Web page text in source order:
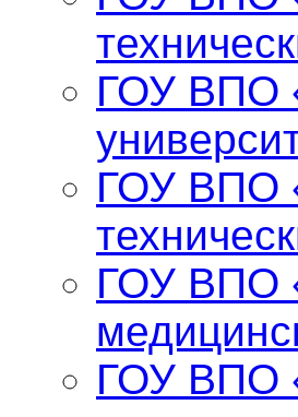
ГОУ ВПО
ГОУ ВПО
ГОУ ВПО
ГОУ ВПО